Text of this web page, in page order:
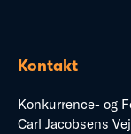
Kontakt
Konkurrence- og
Carl Jacobsens